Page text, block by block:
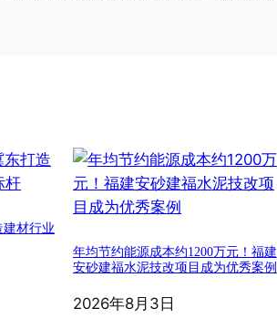
材行业
年均节约能源成本约1200万元！福建
安砂建福水泥技改项目成为优秀案例
2026年8月3日